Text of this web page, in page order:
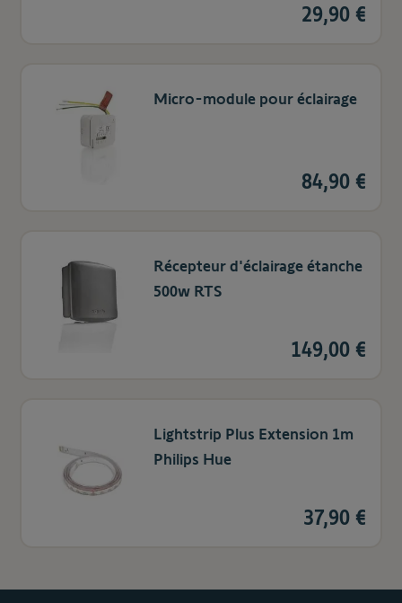
29,90 €
Micro-module pour éclairage
84,90 €
Récepteur d'éclairage étanche
500w RTS
149,00 €
Lightstrip Plus Extension 1m
Philips Hue
37,90 €